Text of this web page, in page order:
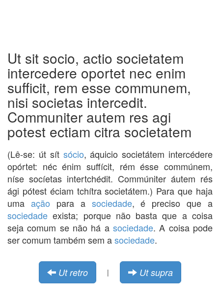
Ut sit socio, actio societatem
intercedere oportet nec enim
sufficit, rem esse communem,
nisi societas intercedit.
Communiter autem res agi
potest ectiam citra societatem
(Lê-se: út sít sócio, áquicio societátem intercédere
opórtet: néc énim suffícit, rém ésse commúnem,
níse socíetas intertchédit. Commúniter áutem rés
ági pótest éciam tchítra societátem.) Para que haja
uma ação para a sociedade, é preciso que a
sociedade exista; porque não basta que a coisa
seja comum se não há a sociedade. A coisa pode
ser comum também sem asociedade.
Ut retro | Ut supra